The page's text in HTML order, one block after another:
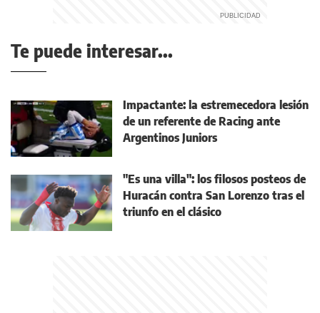
Te puede interesar...
Impactante: la estremecedora lesión
de un referente de Racing ante
Argentinos Juniors
"Es una villa": los filosos posteos de
Huracán contra San Lorenzo tras el
triunfo en el clásico